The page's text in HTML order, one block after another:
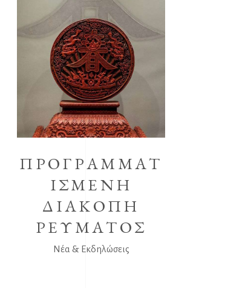
ΠΡΟΓΡΑΜΜΑΤ
ΙΣΜΕΝΗ
ΔΙΑΚΟΠΗ
ΡΕΥΜΑΤΟΣ
Νέα & Εκδηλώσεις